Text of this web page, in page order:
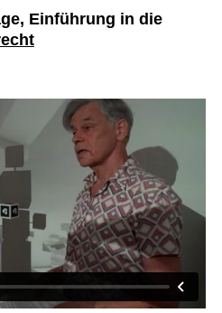
Einführung in die